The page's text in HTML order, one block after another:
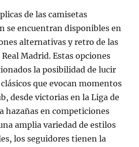
de las camisetas
se encuentran disponibles en
alternativas y retro de las
Madrid. Estas opciones
la posibilidad de lucir
que evocan momentos
desde victorias en la Liga de
hazañas en competiciones
amplia variedad de estilos
los seguidores tienen la